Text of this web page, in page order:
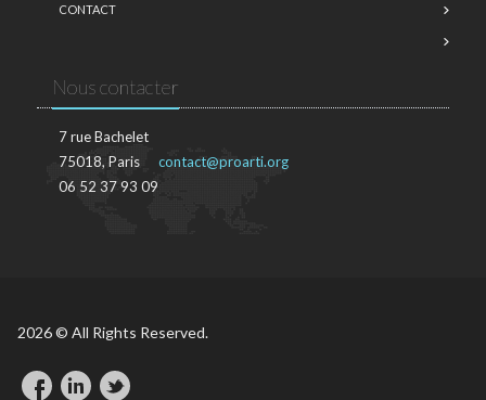
CONTACT
Nous contacter
7 rue Bachelet
75018, Paris
06 52 37 93 09
contact@proarti.org
2026 © All Rights Reserved.